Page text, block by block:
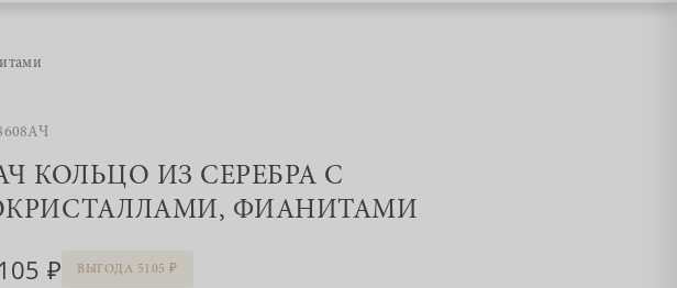
КОЛЬЦО ИЗ СЕРЕБРА С
ФИАНИТАМИ
ВЫГОДА 5105